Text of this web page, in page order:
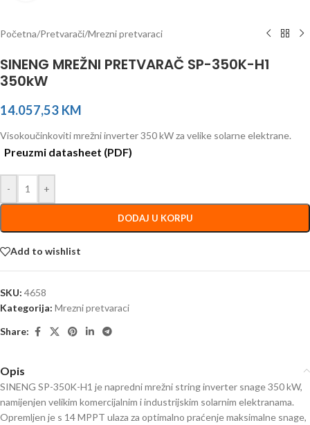
Početna/Pretvarači/Mrezni pretvaraci
SINENG MREŽNI PRETVARAČ SP-350K-H1
350kW
14.057,53 KM
Visokoučinkoviti mrežni inverter 350 kW za velike solarne elektrane.
Preuzmi datasheet (PDF)
- +
DODAJ U KORPU
Add to wishlist
SKU: 4658
Kategorija: Mrezni pretvaraci
Share:
Opis
SINENG SP-350K-H1 je napredni mrežni string inverter snage 350 kW,
namijenjen velikim komercijalnim i industrijskim solarnim elektranama.
Opremljen je s 14 MPPT ulaza za optimalno praćenje maksimalne snage,